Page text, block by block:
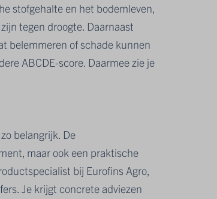
stofgehalte en het bodemleven,
tegen droogte. Daarnaast
belemmeren of schade kunnen
ABCDE-score. Daarmee zie je
belangrijk. De
maar ook een praktische
bij Eurofins Agro,
Je krijgt concrete adviezen